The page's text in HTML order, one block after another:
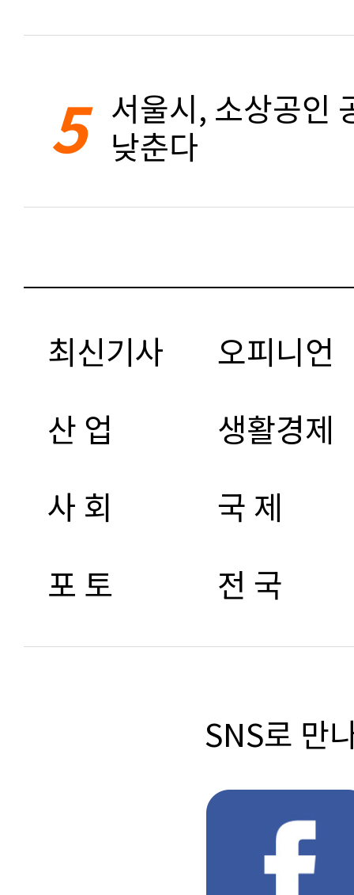
5 서울시, 소상공인
낮춘다
최신기사
오피니언
산 업
생활경제
사 회
국 제
포 토
전 국
SNS로 만